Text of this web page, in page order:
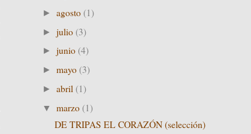
►agosto (1)
►julio (3)
►junio (4)
►mayo (3)
►abril (1)
▼marzo (1)
DE TRIPAS EL CORAZÓN (selección)